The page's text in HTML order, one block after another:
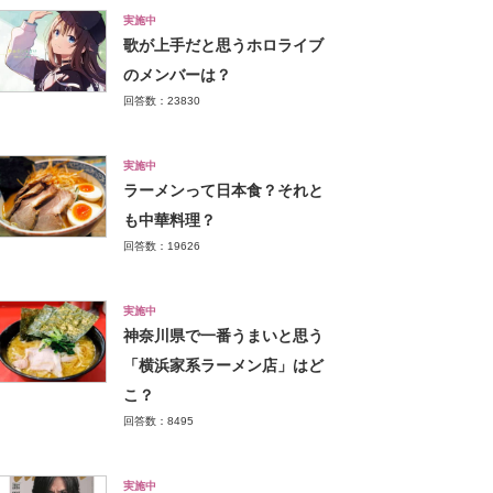
実施中
歌が上手だと思うホロライブ
のメンバーは？
回答数：23830
実施中
ラーメンって日本食？それと
も中華料理？
回答数：19626
実施中
神奈川県で一番うまいと思う
「横浜家系ラーメン店」はど
こ？
回答数：8495
実施中